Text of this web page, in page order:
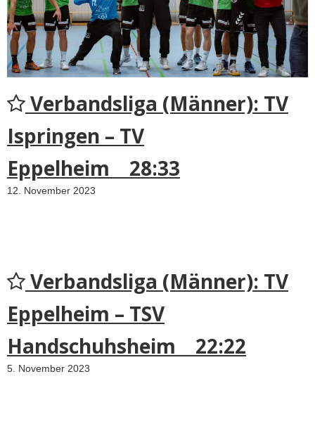
Verbandsliga (Männer): TV
Ispringen – TV
Eppelheim 28:33
12. November 2023
Verbandsliga (Männer): TV
Eppelheim – TSV
Handschuhsheim 22:22
5. November 2023